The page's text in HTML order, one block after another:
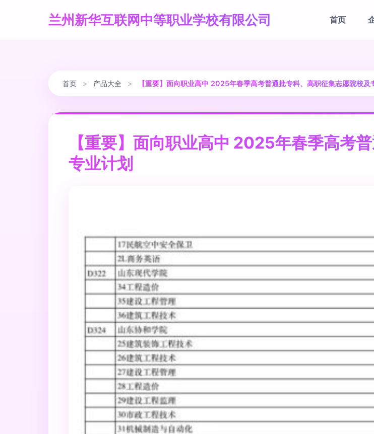
兰州新华互联网中等职业学校有限公司 首页
首页 > 产品大全 > 【重要】面向职业高中 2025年春季高考普通批专科、高职征集志愿院校及
【重要】面向职业高中 2025年春季高考
专业计划